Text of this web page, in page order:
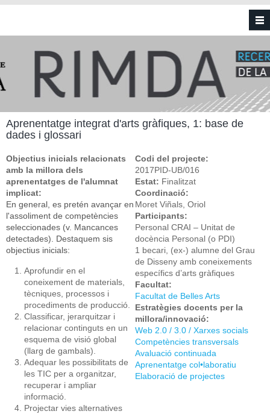
Vés al contingut
Aprenentatge integrat d'arts gràfiques, 1: base de
dades i glossari
Objectius inicials relacionats
amb la millora dels
aprenentatges de l'alumnat
implicat:
En general, es pretén avançar en
l'assoliment de competències
seleccionades (v. Mancances
detectades). Destaquem sis
objectius inicials:
Aprofundir en el
coneixement de materials,
tècniques, processos i
procediments de producció.
Classificar, jerarquitzar i
relacionar continguts en un
esquema de visió global
(llarg de gambals).
Adequar les possibilitats de
les TIC per a organitzar,
recuperar i ampliar
informació.
Projectar vies alternatives
Codi del projecte:
2017PID-UB/016
Estat: Finalitzat
Coordinació:
Moret Viñals, Oriol
Participants:
Personal CRAI – Unitat de
docència Personal (o PDI)
1 becari, (ex-) alumne del Grau
de Disseny amb coneixements
específics d’arts gràfiques
Facultat:
Facultat de Belles Arts
Estratègies docents per la
millora/innovació:
Web 2.0 / 3.0 / Xarxes socials
Competències transversals
Avaluació continuada
Aprenentatge col•laboratiu
Elaboració de projectes